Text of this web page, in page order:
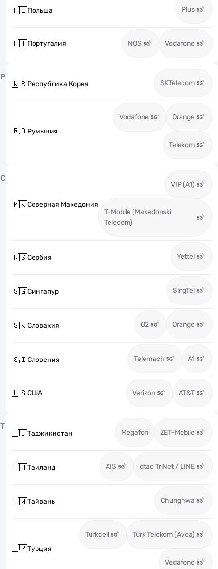
🇵🇱Польша Plus
🇵🇹Португалия NOS Vodafone
Р
🇰🇷Республика Корея SKTelecom
🇷🇴Румыния
Vodafone Orange
Telekom
С
🇲🇰Северная Македония
VIP (A1)
T-Mobile (Makedonski
Telecom)
🇷🇸Сербия Yettel
🇸🇬Сингапур SingTel
🇸🇰Словакия O2 Orange
🇸🇮Словения Telemach A1
🇺🇸США Verizon AT&T
Т
🇹🇯Таджикистан Megafon ZET-Mobile
🇹🇭Таиланд AIS dtac TriNet / LINE
🇹🇼Тайвань Chunghwa
🇹🇷Турция
Turkcell Türk Telekom (Avea)
Vodafone